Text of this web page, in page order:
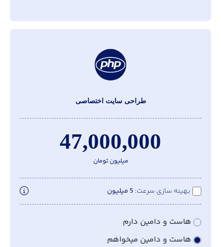
طراحی سایت اختصاصی
47,000,000
میلیون تومان
بهینه سازی سرعت 5 میلیون
هاست و دامین دارم
هاست و دامین میخواهم